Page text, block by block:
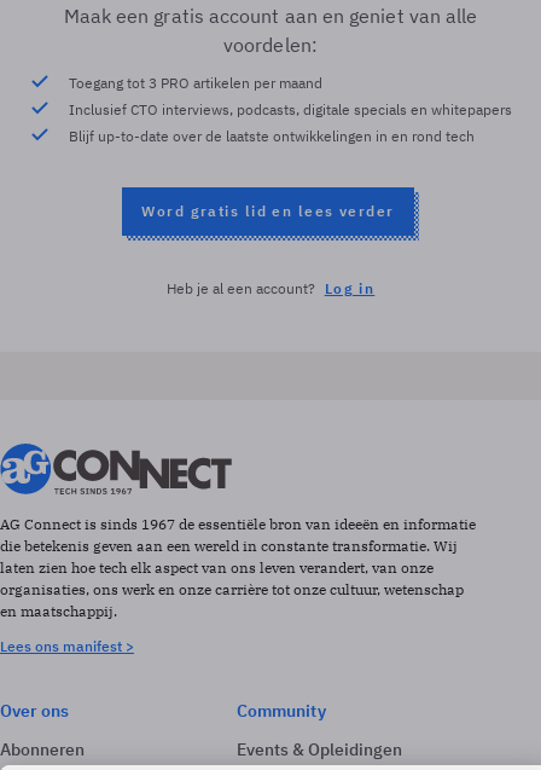
Maak een gratis account aan en geniet van alle
voordelen:
Toegang tot 3 PRO artikelen per maand
Inclusief CTO interviews, podcasts, digitale specials en whitepapers
Blijf up-to-date over de laatste ontwikkelingen in en rond tech
Word gratis lid en lees verder
Heb je al een account? Log in
AG Connect is sinds 1967 de essentiële bron van ideeën en informatie
die betekenis geven aan een wereld in constante transformatie. Wij
laten zien hoe tech elk aspect van ons leven verandert, van onze
organisaties, ons werk en onze carrière tot onze cultuur, wetenschap
en maatschappij.
Lees ons manifest >
Over ons
Abonneren
Community
Events & Opleidingen